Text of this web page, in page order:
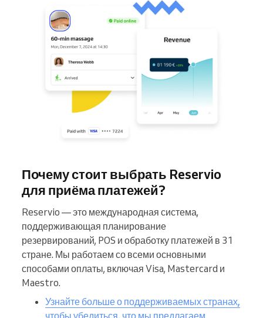
Почему стоит выбрать Reservio
для приёма платежей?
Reservio — это международная система,
поддерживающая планирование
резервирований, POS и обработку платежей в 31
стране. Мы работаем со всеми основными
способами оплаты, включая Visa, Mastercard и
Maestro.
Узнайте больше о поддерживаемых странах,
чтобы убедиться, что мы предлагаем